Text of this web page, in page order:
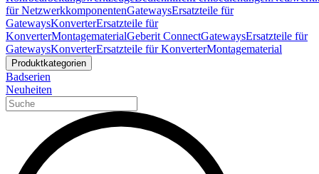
für NetzwerkkomponentenGatewaysErsatzteile für
GatewaysKonverterErsatzteile für
KonverterMontagematerialGeberit ConnectGatewaysErsatzteile für
GatewaysKonverterErsatzteile für KonverterMontagematerial
Produktkategorien
Badserien
Neuheiten